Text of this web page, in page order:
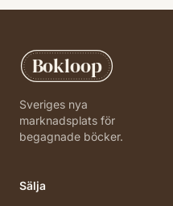
Bokloop
Sveriges nya
marknadsplats för
begagnade böcker.
Sälja